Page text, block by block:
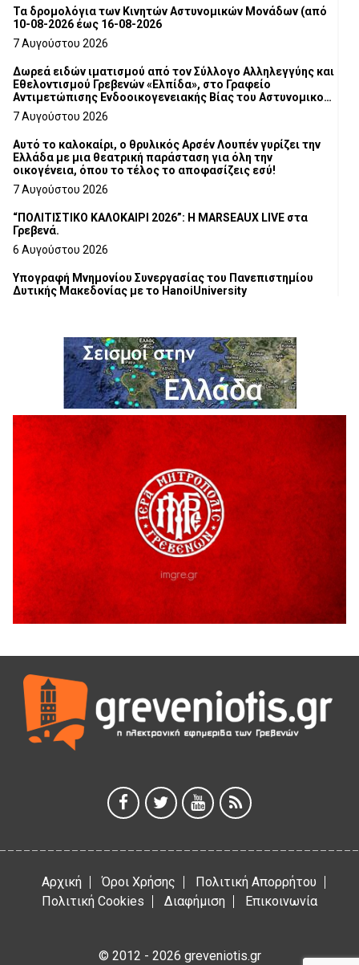
Τα δρομολόγια των Κινητών Αστυνομικών Μονάδων (από
10-08-2026 έως 16-08-2026
7 Αυγούστου 2026
Δωρεά ειδών ιματισμού από τον Σύλλογο Αλληλεγγύης και
Εθελοντισμού Γρεβενών «Ελπίδα», στο Γραφείο
Αντιμετώπισης Ενδοοικογενειακής Βίας του Αστυνομικού
Τμήματος Γρεβενών
7 Αυγούστου 2026
Αυτό το καλοκαίρι, ο θρυλικός Αρσέν Λουπέν γυρίζει την
Ελλάδα με μια θεατρική παράσταση για όλη την
οικογένεια, όπου το τέλος το αποφασίζεις εσύ!
7 Αυγούστου 2026
“ΠΟΛΙΤΙΣΤΙΚΟ ΚΑΛΟΚΑΙΡΙ 2026”: Η MARSEAUX LIVE στα
Γρεβενά.
6 Αυγούστου 2026
Υπογραφή Μνημονίου Συνεργασίας του Πανεπιστημίου
Δυτικής Μακεδονίας με το HanoiUniversity
Σε απόγνωση λόγω αδέσποτων
6 Αυγούστου 2026
ΔΙΑΚΟΠΗ ΗΛΕΚΤΡΙΚΟΥ ΡΕΥΜΑΤΟΣ
6 Αυγούστου 2026
Ολοκληρώνεται η ασφαλτόστρωση της οδού Περιβόλι –
Αβδέλλα
H παραδοχή λαθών είναι (και) δύναμη
5 Αυγούστου 2026
Ο ΑΝΔΡΕΑΣ ΑΣΛΑΝΙΔΗΣ ΣΥΝΕΧΙΖΕΙ ΣΤΟΝ ΠΡΩΤΕΑ
ΓΡΕΒΕΝΩΝ
5 Αυγούστου 2026
Ευχαριστήριο Εκπολιτιστικού Συλλόγου Ταξιάρχη προς κ.
Παρασχάκη Αθανάσιο
5 Αυγούστου 2026
Η Marseaux στα Γρεβενά για μια μοναδική συναυλία
5 Αυγούστου 2026
5 Αυγούστου 2026
Αρχική Όροι Χρήσης
Πολιτική Απορρήτου
Πολιτική Cookies
Διαφήμιση Επικοινωνία
© 2012 - 2026 greveniotis.gr